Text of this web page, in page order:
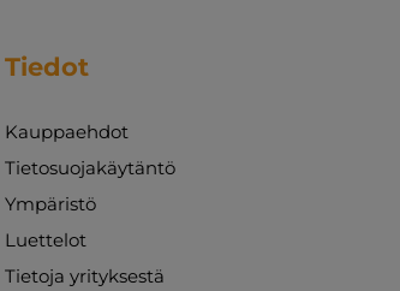
Tiedot
Kauppaehdot
Tietosuojakäytäntö
Ympäristö
Luettelot
Tietoja yrityksestä